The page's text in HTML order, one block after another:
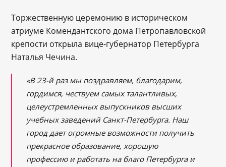
Торжественную церемонию в историческом
атриуме Комендантского дома Петропавловской
крепости открыла вице-губернатор Петербурга
Наталья Чечина.
«В 23-й раз мы поздравляем, благодарим,
гордимся, чествуем самых талантливых,
целеустремленных выпускников высших
учебных заведений Санкт-Петербурга. Наш
город дает огромные возможности получить
прекрасное образование, хорошую
профессию и работать на благо Петербурга и